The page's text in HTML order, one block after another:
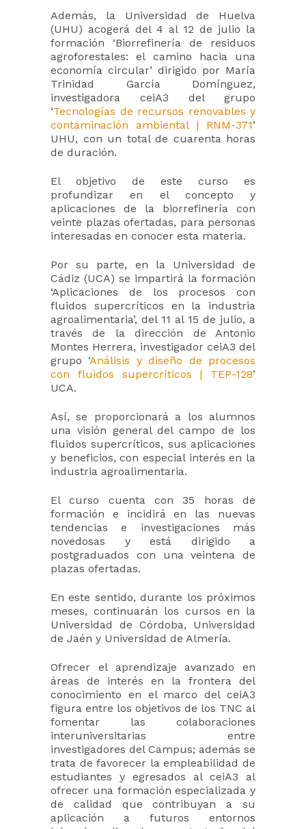
Además, la Universidad de Huelva
(UHU) acogerá del 4 al 12 de julio la
formación ‘Biorrefinería de residuos
agroforestales: el camino hacia una
economía circular’ dirigido por María
Trinidad García Domínguez,
investigadora ceiA3 del grupo
‘Tecnologías de recursos renovables y
contaminación ambiental | RNM-371’
UHU, con un total de cuarenta horas
de duración.
El objetivo de este curso es
profundizar en el concepto y
aplicaciones de la biorrefinería con
veinte plazas ofertadas, para personas
interesadas en conocer esta materia.
Por su parte, en la Universidad de
Cádiz (UCA) se impartirá la formación
‘Aplicaciones de los procesos con
fluidos supercríticos en la industria
agroalimentaria’, del 11 al 15 de julio, a
través de la dirección de Antonio
Montes Herrera, investigador ceiA3 del
grupo ‘Análisis y diseño de procesos
con fluidos supercríticos | TEP-128’
UCA.
Así, se proporcionará a los alumnos
una visión general del campo de los
fluidos supercríticos, sus aplicaciones
y beneficios, con especial interés en la
industria agroalimentaria.
El curso cuenta con 35 horas de
formación e incidirá en las nuevas
tendencias e investigaciones más
novedosas y está dirigido a
postgraduados con una veintena de
plazas ofertadas.
En este sentido, durante los próximos
meses, continuarán los cursos en la
Universidad de Córdoba, Universidad
de Jaén y Universidad de Almería.
Ofrecer el aprendizaje avanzado en
áreas de interés en la frontera del
conocimiento en el marco del ceiA3
figura entre los objetivos de los TNC al
fomentar las colaboraciones
interuniversitarias entre
investigadores del Campus; además se
trata de favorecer la empleabilidad de
estudiantes y egresados al ceiA3 al
ofrecer una formación especializada y
de calidad que contribuyan a su
aplicación a futuros entornos